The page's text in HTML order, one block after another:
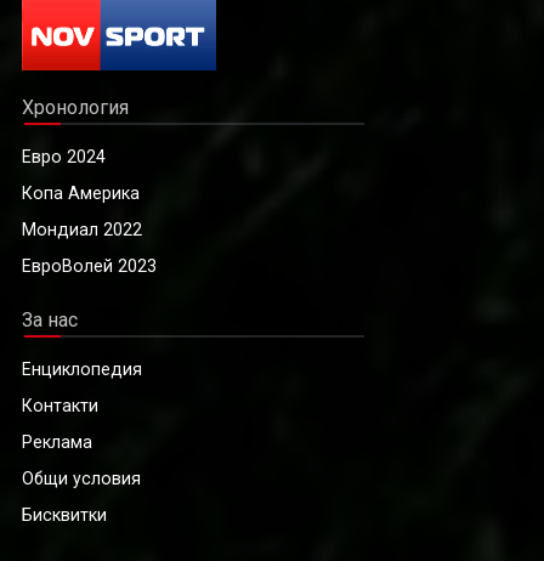
Хронология
Евро 2024
Копа Америка
Мондиал 2022
ЕвроВолей 2023
За нас
Енциклопедия
Контакти
Реклама
Общи условия
Бисквитки